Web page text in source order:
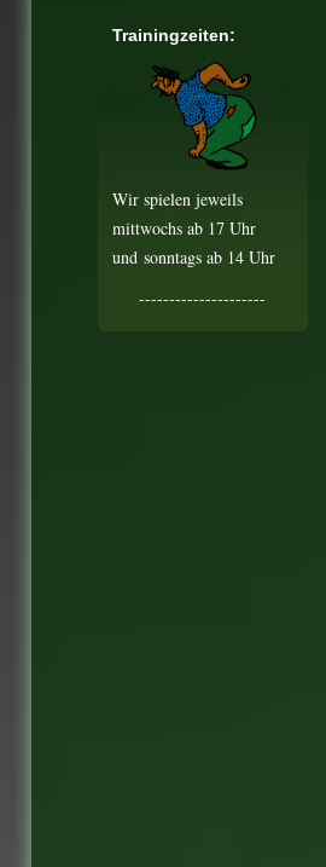
Trainingzeiten:
Wir spielen jeweils
mittwochs ab 17 Uhr
und sonntags ab 14 Uhr
---------------------